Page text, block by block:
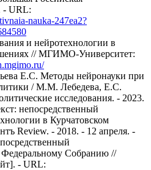
- URL:
nauka-247ea2?
и нейротехнологии в
// МГИМО-Университет:
Е.С. Методы нейронауки при
/ М.М. Лебедева, Е.С.
исследования. - 2023.
непосредственный
в Курчатовском
Review. - 2018. - 12 апреля. -
Собранию //
- URL: